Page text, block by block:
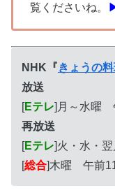
覧くださいね。
NHK『きょうの
放送
[Eテレ]月～水曜
再放送
[Eテレ]火・水・
[総合]木曜 午前